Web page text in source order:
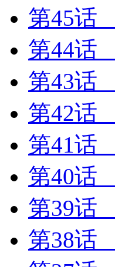
第45话
第44话
第43话
第42话
第41话
第40话
第39话
第38话